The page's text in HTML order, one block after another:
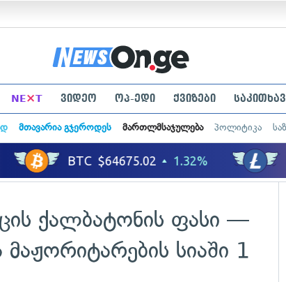
NE×T ვიდეო ოპ-ედი ქვიზები
მთავარია გჯეროდეს მართლმსაჯულება პოლიტიკა
ქალბატონის ფასი —
სიაში 1